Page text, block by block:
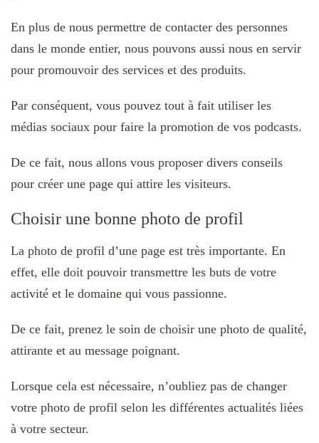
En plus de nous permettre de contacter des personnes
dans le monde entier, nous pouvons aussi nous en servir
pour promouvoir des services et des produits.
Par conséquent, vous pouvez tout à fait utiliser les
médias sociaux pour faire la promotion de vos podcasts.
De ce fait, nous allons vous proposer divers conseils
pour créer une page qui attire les visiteurs.
Choisir une bonne photo de profil
La photo de profil d’une page est très importante. En
effet, elle doit pouvoir transmettre les buts de votre
activité et le domaine qui vous passionne.
De ce fait, prenez le soin de choisir une photo de qualité,
attirante et au message poignant.
Lorsque cela est nécessaire, n’oubliez pas de changer
votre photo de profil selon les différentes actualités liées
à votre secteur.